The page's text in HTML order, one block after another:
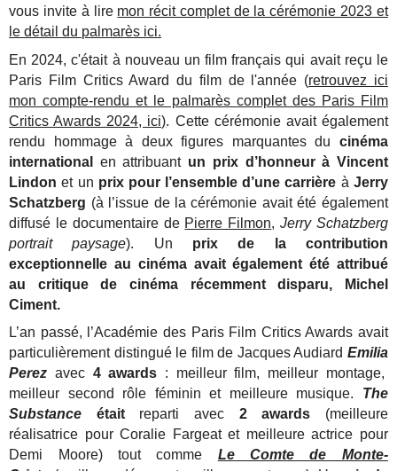
vous invite à lire mon récit complet de la cérémonie 2023 et
le détail du palmarès ici.
En 2024, c'était à nouveau un film français qui avait reçu le
Paris Film Critics Award du film de l'année (retrouvez ici
mon compte-rendu et le palmarès complet des Paris Film
Critics Awards 2024, ici). Cette cérémonie avait également
rendu hommage à deux figures marquantes du cinéma
international en attribuant un prix d’honneur à Vincent
Lindon et un prix pour l’ensemble d’une carrière à Jerry
Schatzberg (à l’issue de la cérémonie avait été également
diffusé le documentaire de Pierre Filmon,Jerry Schatzberg
portrait paysage). Un prix de la contribution
exceptionnelle au cinéma avait également été attribué
au critique de cinéma récemment disparu, Michel
Ciment.
L’an passé, l’Académie des Paris Film Critics Awards avait
particulièrement distingué le film de Jacques Audiard Emilia
Perez avec 4 awards : meilleur film, meilleur montage,
meilleur second rôle féminin et meilleure musique. The
Substance étaitreparti avec 2 awards (meilleure
réalisatrice pour Coralie Fargeat et meilleure actrice pour
Demi Moore) tout comme Le Comte de Monte-